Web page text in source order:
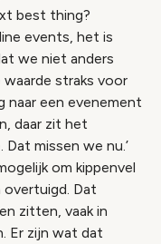
best thing?
events, het is
we niet anders
straks voor
naar een evenement
daar zit het
missen we nu.’
om kippenvel
overtuigd. Dat
zitten, vaak in
Er zijn wat dat